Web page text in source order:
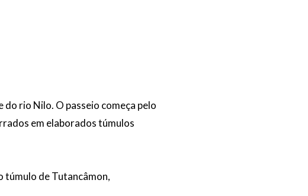
rio Nilo. O passeio começa pelo
em elaborados túmulos
túmulo de Tutancâmon,